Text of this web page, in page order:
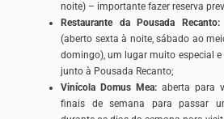
noite) – importante fazer reserva
Restaurante da Pousada Recanto:
(aberto sexta à noite, sábado ao
domingo), um lugar muito especial
junto à Pousada Recanto;
Vinícola Domus Mea: aberta para
finais de semana para passar